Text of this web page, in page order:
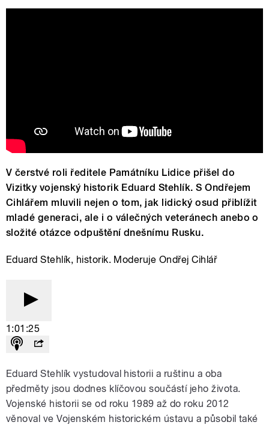
V čerstvé roli ředitele Památníku Lidice přišel do
Vizitky vojenský historik Eduard Stehlík. S Ondřejem
Cihlářem mluvili nejen o tom, jak lidický osud přiblížit
mladé generaci, ale i o válečných veteránech anebo o
složité otázce odpuštění dnešnímu Rusku.
Eduard Stehlík, historik. Moderuje Ondřej Cihlář
1:01:25
Eduard Stehlík vystudoval historii a ruštinu a oba
předměty jsou dodnes klíčovou součástí jeho života.
Vojenské historii se od roku 1989 až do roku 2012
věnoval ve Vojenském historickém ústavu a působil také